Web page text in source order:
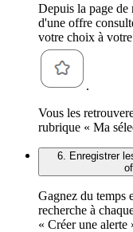
Depuis la page de
d'une offre
votre choix à
.
Vous les
rubrique « Ma
6. Enregistrer
Gagnez du temps
recherche à
« Créer une alerte